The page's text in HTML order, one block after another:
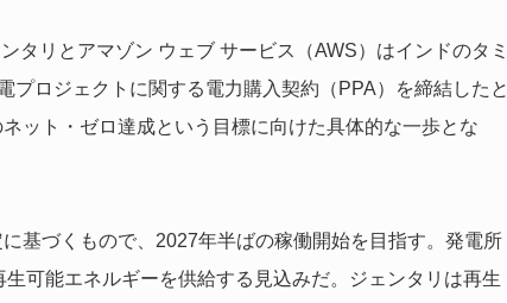
タリとアマゾン ウェブ サービス（AWS）はインドのタミ
プロジェクトに関する電力購入契約（PPA）を締結したと
ット・ゼロ達成という目標に向けた具体的な一歩とな
基づくもので、2027年半ばの稼働開始を目指す。発電所
可能エネルギーを供給する見込みだ。ジェンタリは再生